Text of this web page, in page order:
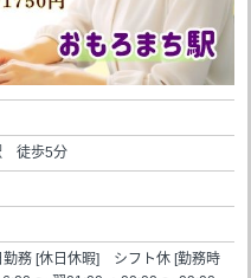
徒歩5分
務 [休日休暇] シフト休 [勤務時